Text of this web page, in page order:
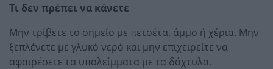
Τι δεν πρέπει να κάνετε
Μην τρίβετε το σημείο με πετσέτα, άμμο ή χέρια. Μην
ξεπλένετε με γλυκό νερό και μην επιχειρείτε να
αφαιρέσετε τα υπολείμματα με τα δάχτυλα.